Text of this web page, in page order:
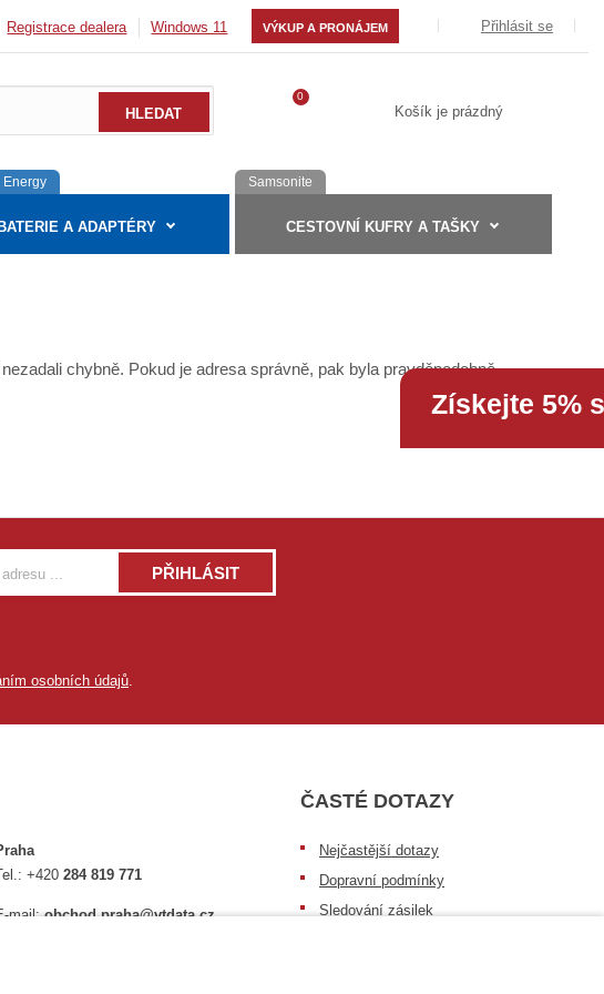
Registrace dealera Windows 11 VÝKUP A PRONÁJEM Přihlásit se
0
Košík je prázdný
Energy
A ADAPTÉRY
Samsonite
CESTOVNÍ KUFRY A TAŠKY
chybně. Pokud je adresa správně, pak byla pravděpodobně
PŘIHLÁSIT
osobních údajů.
Získejte 5%
+420284 819 771
mail:obchod.praha@vtdata.cz
ČASTÉ DOTAZY
Nejčastější dotazy
Dopravní podmínky
Sledování zásilek